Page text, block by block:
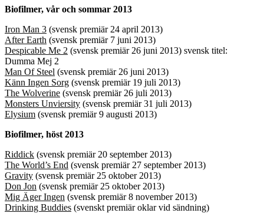
Biofilmer, vår och sommar 2013
Iron Man 3 (svensk premiär 24 april 2013)
After Earth (svensk premiär 7 juni 2013)
Despicable Me 2 (svensk premiär 26 juni 2013) svensk titel:
Dumma Mej 2
Man Of Steel (svensk premiär 26 juni 2013)
Känn Ingen Sorg (svensk premiär 19 juli 2013)
The Wolverine (svensk premiär 26 juli 2013)
Monsters Unviersity (svensk premiär 31 juli 2013)
Elysium (svensk premiär 9 augusti 2013)
Biofilmer, höst 2013
Riddick (svensk premiär 20 september 2013)
The World’s End (svensk premiär 27 september 2013)
Gravity (svensk premiär 25 oktober 2013)
Don Jon (svensk premiär 25 oktober 2013)
Mig Äger Ingen (svensk premiär 8 november 2013)
Drinking Buddies (svenskt premiär oklar vid sändning)